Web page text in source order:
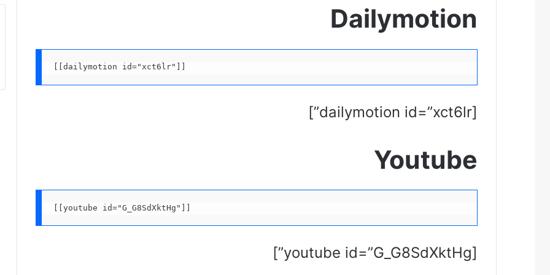
Dailymotion
[[dailymotion id="xct6lr"]]
[dailymotion id=”xct6lr”]
Youtube
[[youtube id="G_G8SdXktHg"]]
[youtube id=”G_G8SdXktHg”]